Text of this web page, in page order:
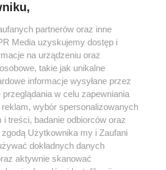
rozpowszechniany w jakikolwiek sposób
lub mechaniczny) na jakimkolwiek polu
formie, włącznie z umieszczaniem w
właściciela praw. Jakiekolwiek użycie
w całości lub w części z naruszeniem
zgody, jest zabronione pod groźbą kary i
partnerów oraz inne
Media uzyskujemy dostęp i
na urządzeniu oraz
takie jak unikalne
informacje wysyłane przez
w celu zapewniania
wybór spersonalizowanych
treści, badanie odbiorców oraz
zgodą Użytkownika my i Zaufani
dokładnych danych
aktywnie skanować